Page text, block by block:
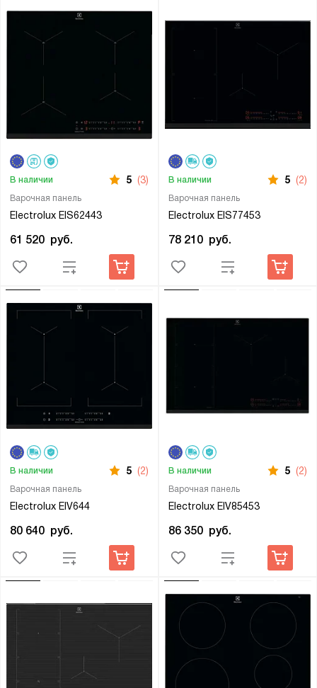
Варочная панель
Electrolux EIS62443
В наличии 5 (3)
61 520 руб.
Варочная панель
Electrolux EIS77453
В наличии 5 (2)
78 210 руб.
Варочная панель
Electrolux EIV644
В наличии 5 (2)
80 640 руб.
Варочная панель
Electrolux EIV85453
В наличии 5 (2)
86 350 руб.